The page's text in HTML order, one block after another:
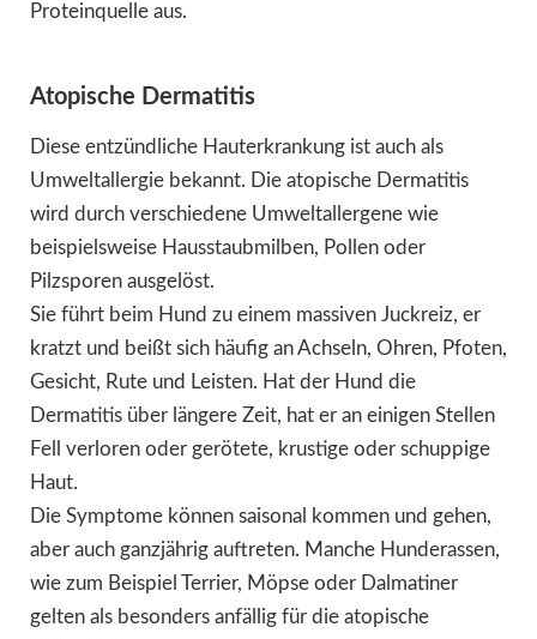
Proteinquelle aus.
Atopische Dermatitis
Diese entzündliche Hauterkrankung ist auch als
Umweltallergie bekannt. Die atopische Dermatitis
wird durch verschiedene Umweltallergene wie
beispielsweise Hausstaubmilben, Pollen oder
Pilzsporen ausgelöst.
Sie führt beim Hund zu einem massiven Juckreiz, er
kratzt und beißt sich häufig an Achseln, Ohren, Pfoten,
Gesicht, Rute und Leisten. Hat der Hund die
Dermatitis über längere Zeit, hat er an einigen Stellen
Fell verloren oder gerötete, krustige oder schuppige
Haut.
Die Symptome können saisonal kommen und gehen,
aber auch ganzjährig auftreten. Manche Hunderassen,
wie zum Beispiel Terrier, Möpse oder Dalmatiner
gelten als besonders anfällig für die atopische